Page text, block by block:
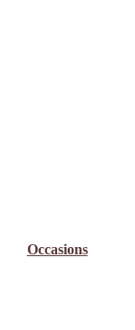
Occasions